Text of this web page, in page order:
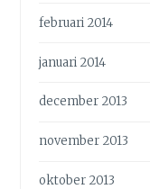
februari 2014
januari 2014
december 2013
november 2013
oktober 2013